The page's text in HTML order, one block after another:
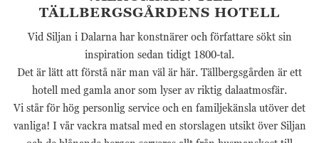
TÄLLBERGSGÅRDENS HOTELL
Vid Siljan i Dalarna har konstnärer och författare sökt sin
inspiration sedan tidigt 1800-tal.
Det är lätt att förstå när man väl är här. Tällbergsgården är ett
hotell med gamla anor som lyser av riktig dalaatmosfär.
Vi står för hög personlig service och en familjekänsla utöver det
vanliga! I vår vackra matsal med en storslagen utsikt över Siljan
som hjälper till att
användarupplevelse
för besökarna. Om
du nekar dessa
cookies kommer
viss funktionalitet
att försvinna från
hemsidan.